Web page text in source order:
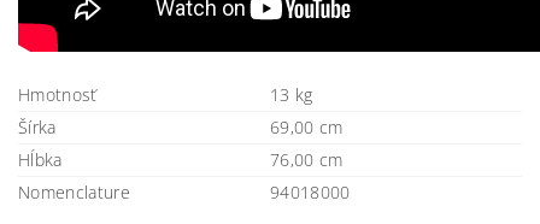
Hmotnosť
13 kg
Šírka
69,00 cm
Hĺbka
76,00 cm
Nomenclature
94018000